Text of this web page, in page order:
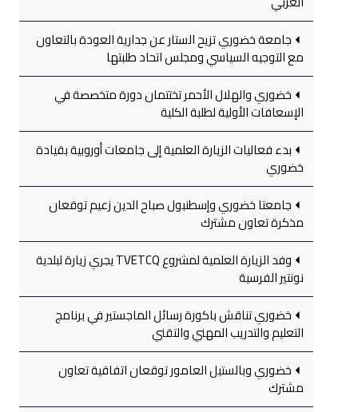
جامعة خضوري تزيح الستار عن جدارية العودة بالتعاون
مع التوجيه السياسي ومجلس اتحاد طلبتها
خضوري والهلال الأحمر تختتمان دورة متخصصة في
الإسعافات الأولية لطلبة الكلية
بدء فعاليات الزيارة العلمية إلى جامعات أوروبية بقيادة
خضوري
جامعتا خضوري وإسطنبول صباح الدين زعيم توقعان
مذكرة تعاون مشترك
وفد الزيارة العلمية لمشروع TVETCQ يجري زيارة لبلدية
نونتير الفرسية
خضوري تناقش باكورة رسائل الماجستير في برنامج
التعليم والتدريب المهني والتقني
خضوري وبالستيل العامور توقعان اتفاقية تعاون
مشترك